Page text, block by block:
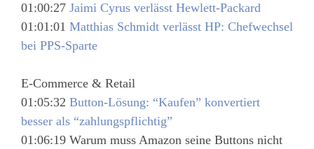
01:00:27 Jaimi Cyrus verlässt Hewlett-Packard
01:01:01 Matthias Schmidt verlässt HP: Chefwechsel
bei PPS-Sparte
E-Commerce & Retail
01:05:32 Button-Lösung: “Kaufen” konvertiert
besser als “zahlungspflichtig”
01:06:19 Warum muss Amazon seine Buttons nicht